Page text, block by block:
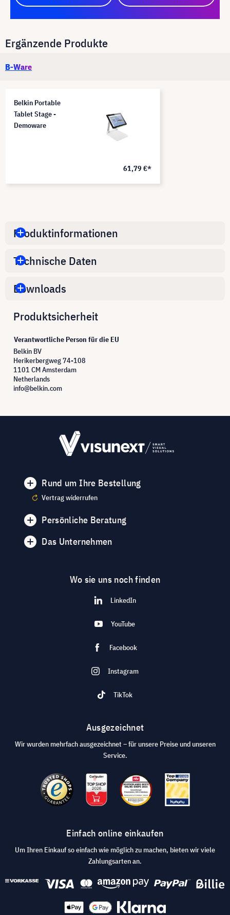
Ergänzende Produkte
B-Ware
Belkin Portable
Tablet Stage -
Demoware
61,79 €*
Produktinformationen
Technische Daten
Downloads
Produktsicherheit
Verantwortliche Person für die EU
Belkin BV
Herikerbergweg 74-108
1101 CM Amsterdam
Netherlands
info@belkin.com
Rund um Ihre Bestellung
Vertrag widerrufen
Persönliche Beratung
Das Unternehmen
Wo sie uns noch finden
LinkedIn
YouTube
Facebook
Instagram
TikTok
Ausgezeichnet
Wir wurden mehrfach ausgezeichnet – für unsere Preise und unseren
Service.
Einfach online einkaufen
Um Ihren Einkauf so einfach wie möglich zu machen, bieten wir viele
Zahlungsarten an.